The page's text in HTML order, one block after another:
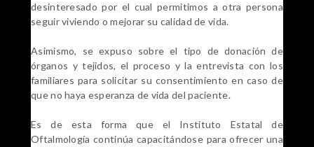
desinteresado por el cual permitimos a otra persona
seguir viviendo o mejorar su calidad de vida.
Asimismo, se expuso sobre el tipo de donación de
órganos y tejidos, el proceso y la entrevista con los
familiares para solicitar su consentimiento en caso de
que no haya esperanza de vida del paciente.
Es de esta forma que el Instituto Estatal de
Oftalmología continúa capacitándose para ofrecer una